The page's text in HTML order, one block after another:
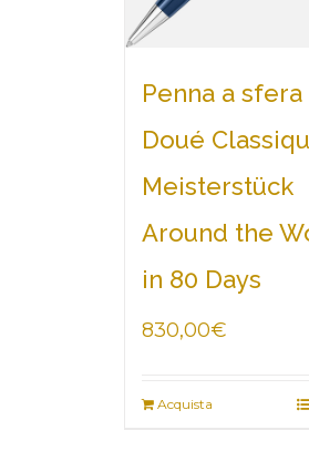
Penna a sfera
Doué
Meisterstück
Around the
in 80 Days
830,00€
Acquista